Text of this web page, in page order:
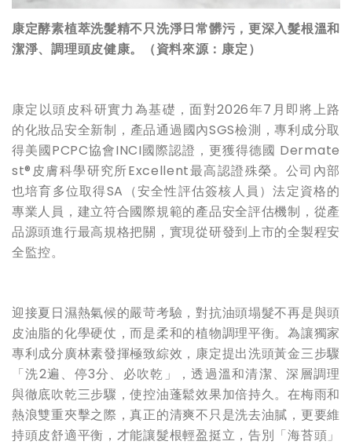
康定酵素植萃洗髮精不只洗淨日常髒污，更深入髮根溫和
潔淨、調理頭皮健康。（資料來源：康定）
康定以頭皮科研實力為基礎，面對2026年7月即將上路
的化妝品安全新制，產品通過國內SGS檢測，專利成分取
得美國PCPC協會INCI國際認證，更獲得德國 Dermate
st®皮膚科學研究所Excellent最高認證殊榮。公司內部
也培育多位取得SA（安全性評估簽核人員）法定資格的
專業人員，建立符合國際規範的產品安全評估機制，從產
品源頭進行最高規格把關，實現從研發到上市的全製程安
全監控。
迎接夏日濕熱氣候的嚴苛考驗，對抗油頭塌髮不再是與頭
皮油脂的化學硬仗，而是柔和的植物調理平衡。為讓獨家
專利成分廣林素發揮極致綜效，康定提出洗頭黃金三步驟
「洗2遍、停3分、必吹乾」，透過溫和清潔、深層調理
與徹底吹乾三步驟，使控油蓬鬆效果加倍持久。在梅雨和
熱浪雙重夾擊之際，真正的清爽不只是洗去油膩，更要維
持頭皮舒適平衡，才能讓髮根輕盈挺立，告別「海苔頭」